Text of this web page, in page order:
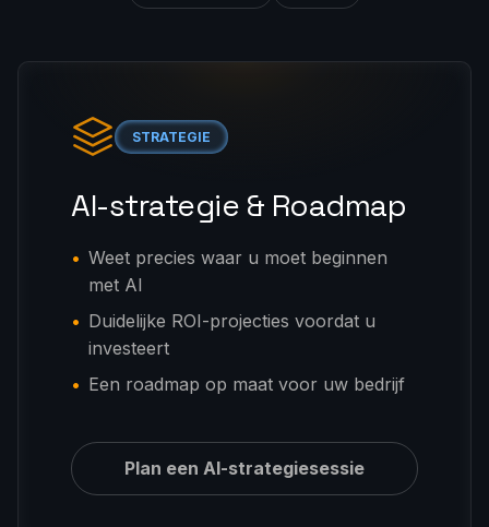
STRATEGIE
AI-strategie & Roadmap
Weet precies waar u moet beginnen
met AI
Duidelijke ROI-projecties voordat u
investeert
Een roadmap op maat voor uw bedrijf
Plan een AI-strategiesessie